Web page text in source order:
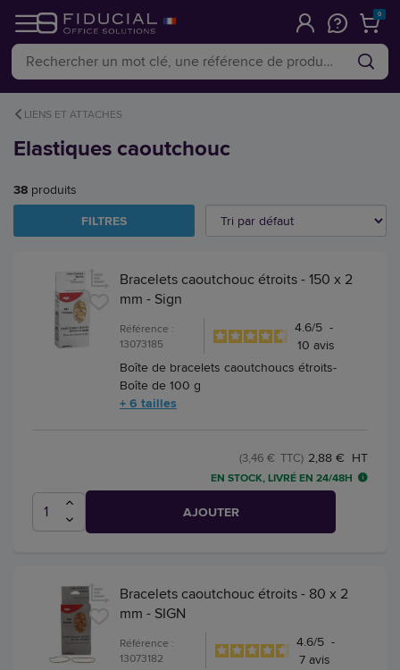
0
LIENS ET ATTACHES
Elastiques caoutchouc
38 produits
FILTRES
Bracelets caoutchouc étroits - 150 x 2
mm - Sign
Référence :
13073185
4.6/5 -
10avis
Boîte de bracelets caoutchoucs étroits-
Boîte de 100 g
+ 6 tailles
2,88 € HT
(3,46 € TTC)
EN STOCK, LIVRÉ EN 24/48H
AJOUTER
Bracelets caoutchouc étroits - 80 x 2
mm - SIGN
Référence :
13073182
4.6/5 -
7avis